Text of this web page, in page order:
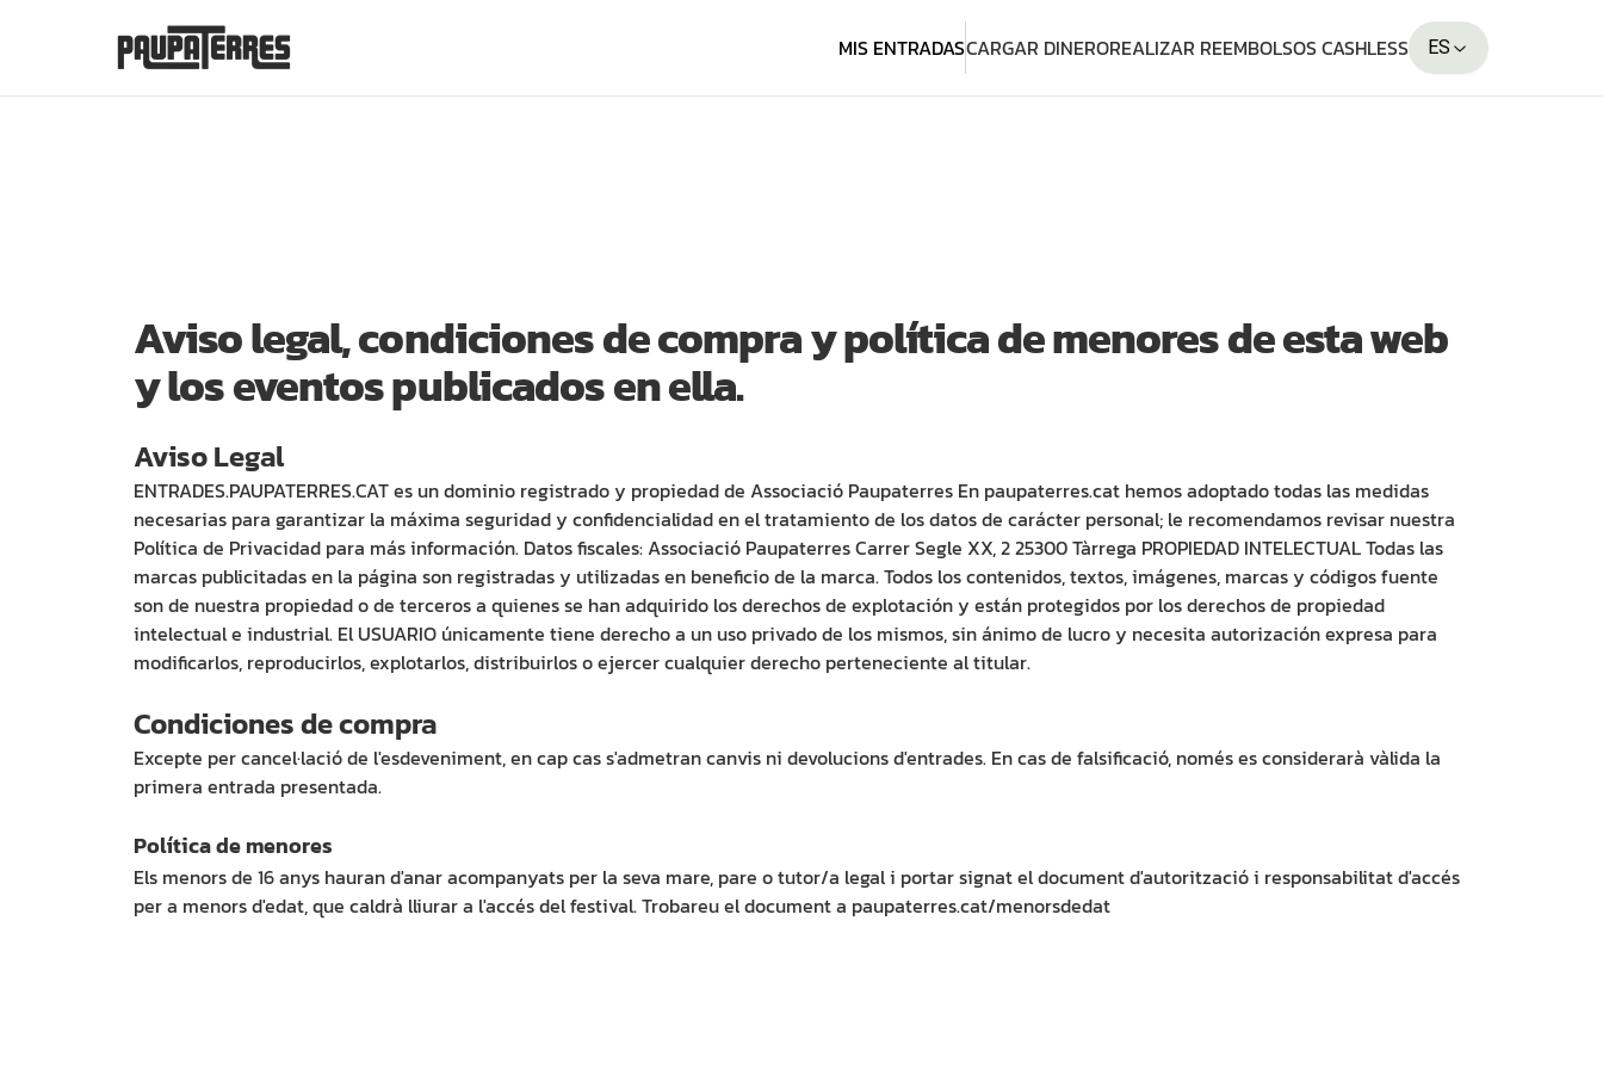
MIS ENTRADASCARGAR DINEROREALIZAR REEMBOLSOS CASHLESS ES
Aviso legal, condiciones de compra y política de menores de esta web
y los eventos publicados en ella.
Aviso Legal
ENTRADES.PAUPATERRES.CAT es un dominio registrado y propiedad de Associació Paupaterres En paupaterres.cat hemos adoptado todas las medidas
necesarias para garantizar la máxima seguridad y confidencialidad en el tratamiento de los datos de carácter personal; le recomendamos revisar nuestra
Política de Privacidad para más información. Datos fiscales: Associació Paupaterres Carrer Segle XX, 2 25300 Tàrrega PROPIEDAD INTELECTUAL Todas las
marcas publicitadas en la página son registradas y utilizadas en beneficio de la marca. Todos los contenidos, textos, imágenes, marcas y códigos fuente
son de nuestra propiedad o de terceros a quienes se han adquirido los derechos de explotación y están protegidos por los derechos de propiedad
intelectual e industrial. El USUARIO únicamente tiene derecho a un uso privado de los mismos, sin ánimo de lucro y necesita autorización expresa para
modificarlos, reproducirlos, explotarlos, distribuirlos o ejercer cualquier derecho perteneciente al titular.
Condiciones de compra
Excepte per cancel·lació de l'esdeveniment, en cap cas s'admetran canvis ni devolucions d'entrades. En cas de falsificació, només es considerarà vàlida la
primera entrada presentada.
Política de menores
Els menors de 16 anys hauran d'anar acompanyats per la seva mare, pare o tutor/a legal i portar signat el document d'autorització i responsabilitat d'accés
per a menors d'edat, que caldrà lliurar a l'accés del festival. Trobareu el document a paupaterres.cat/menorsdedat